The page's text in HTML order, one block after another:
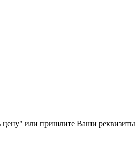
или пришлите Ваши реквизиты